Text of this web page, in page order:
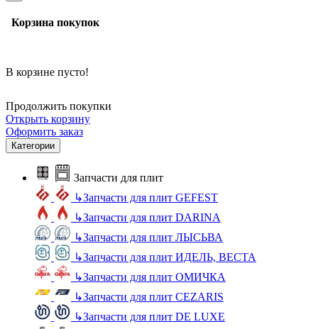
Корзина покупок
В корзине пусто!
Продолжить покупки
Открыть корзину
Оформить заказ
Категории
Запчасти для плит
↳Запчасти для плит GEFEST
↳Запчасти для плит DARINA
↳Запчасти для плит ЛЫСЬВА
↳Запчасти для плит ИДЕЛЬ, ВЕСТА
↳Запчасти для плит ОМИЧКА
↳Запчасти для плит CEZARIS
↳Запчасти для плит DE LUXE